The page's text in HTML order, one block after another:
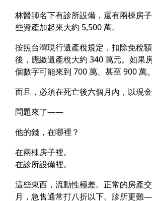
林醫師名下有診所設備，還有兩棟房
些資產加起來大約 5,500 萬。
按照台灣現行遺產稅規定，扣除免稅
後， 應繳遺產稅大約 340 萬元。如果
個數字可能來到 700 萬、甚至 900 萬。
而且， 必須在死亡後六個月內，以現金
問題來了——
他的錢，在哪裡？
在兩棟房子裡。
在診所設備裡。
這些東西，流動性極差。正常的房產
月，急售通常打八折以下。診所更